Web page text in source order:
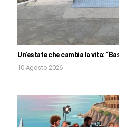
Un’estate che cambia la vita:
10 Agosto 2026